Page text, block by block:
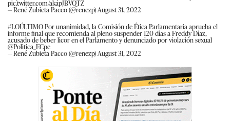
pic.twitter.com/akapJBVQTZ
— René Zubieta Pacco (@renezp)August 31, 2022
#LOÚLTIMOPor unanimidad, la Comisión de Ética Parlamentaria aprueba el
informe final que recomienda al pleno suspender 120 días a Freddy Díaz,
acusado de beber licor en el Parlamento y denunciado por violación sexual
@Politica_ECpe
— René Zubieta Pacco (@renezp)August 31, 2022